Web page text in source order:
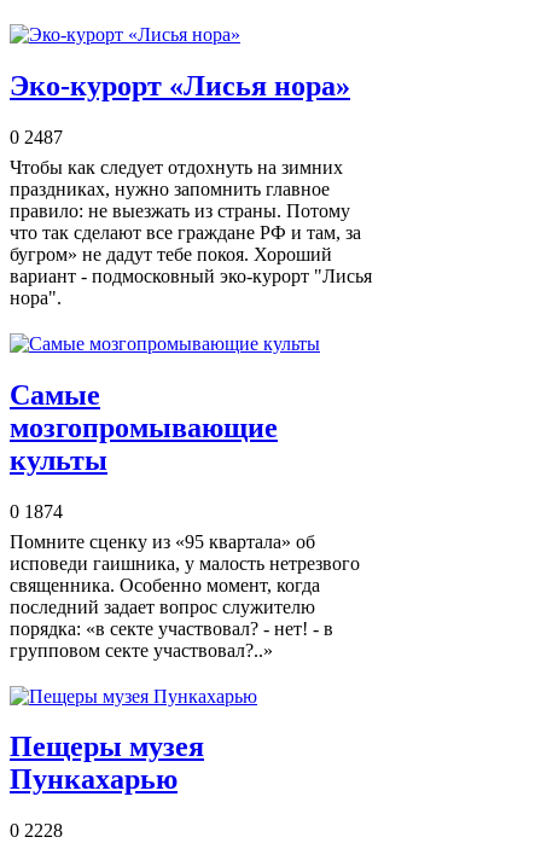
Эко-курорт «Лисья нора»
0 2487
Чтобы как следует отдохнуть на зимних
праздниках, нужно запомнить главное
правило: не выезжать из страны. Потому
что так сделают все граждане РФ и там, за
бугром» не дадут тебе покоя. Хороший
вариант - подмосковный эко-курорт "Лисья
нора".
Самые
мозгопромывающие
культы
0 1874
Помните сценку из «95 квартала» об
исповеди гаишника, у малость нетрезвого
священника. Особенно момент, когда
последний задает вопрос служителю
порядка: «в секте участвовал? - нет! - в
групповом секте участвовал?..»
Пещеры музея
Пункахарью
0 2228